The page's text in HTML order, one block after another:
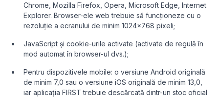
Chrome, Mozilla Firefox, Opera, Microsoft Edge, Internet
Explorer. Browser-ele web trebuie să funcționeze cu o
rezoluție a ecranului de minim 1024x768 pixeli;
JavaScript și cookie-urile activate (activate de regulă în
mod automat în browser-ul dvs.);
Pentru dispozitivele mobile: o versiune Android originală
de minim 7,0 sau o versiune iOS originală de minim 13,0,
iar aplicația FIRST trebuie descărcată dintr-un stoc oficial